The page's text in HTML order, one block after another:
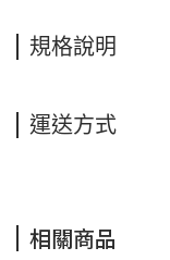
規格說明
運送方式
相關商品